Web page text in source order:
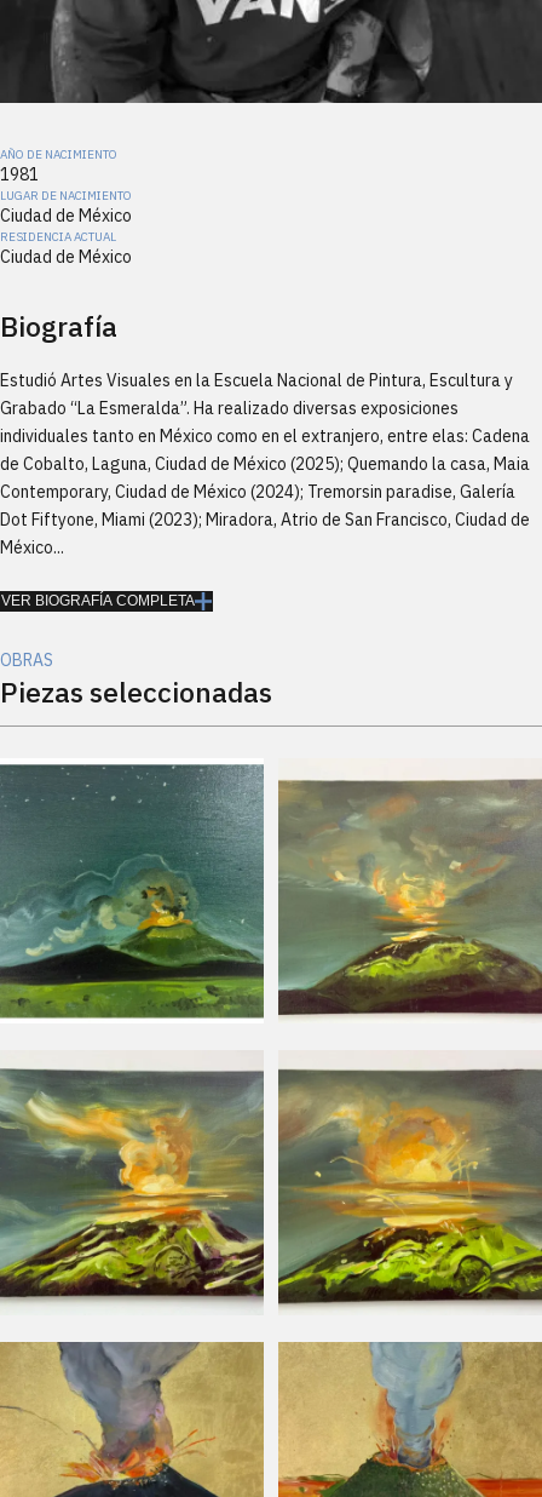
AÑO DE NACIMIENTO
1981
LUGAR DE NACIMIENTO
Ciudad de México
RESIDENCIA ACTUAL
Ciudad de México
Biografía
Estudió Artes Visuales en la Escuela Nacional de Pintura, Escultura y
Grabado “La Esmeralda”. Ha realizado diversas exposiciones
individuales tanto en México como en el extranjero, entre elas: Cadena
de Cobalto, Laguna, Ciudad de México (2025); Quemando la casa, Maia
Contemporary, Ciudad de México (2024); Tremorsin paradise, Galería
Dot Fiftyone, Miami (2023); Miradora, Atrio de San Francisco, Ciudad de
México...
VER BIOGRAFÍA COMPLETA
OBRAS
Piezas seleccionadas